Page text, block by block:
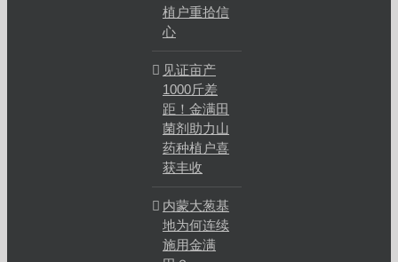
植户重拾信
心
见证亩产
1000斤差
距！金满田
菌剂助力山
药种植户喜
获丰收
内蒙大葱基
地为何连续
施用金满